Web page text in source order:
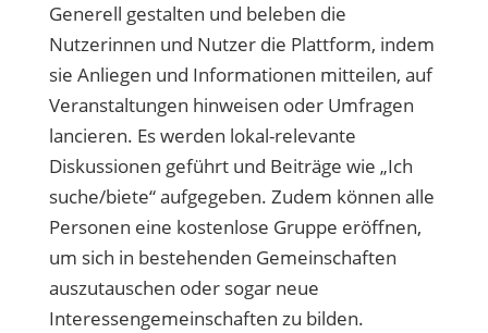
Generell gestalten und beleben die
Nutzerinnen und Nutzer die Plattform, indem
sie Anliegen und Informationen mitteilen, auf
Veranstaltungen hinweisen oder Umfragen
lancieren. Es werden lokal-relevante
Diskussionen geführt und Beiträge wie „Ich
suche/biete“ aufgegeben. Zudem können alle
Personen eine kostenlose Gruppe eröffnen,
um sich in bestehenden Gemeinschaften
auszutauschen oder sogar neue
Interessengemeinschaften zu bilden.